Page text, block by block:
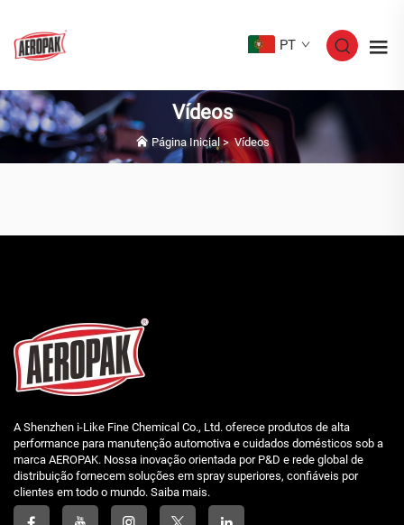
PT
Vídeos
Página Inicial>Vídeos
A Shenzhen i-Like Fine Chemical Co., Ltd. oferece produtos de alta
performance para manutenção automotiva e cuidados domésticos sob a
marca AEROPAK. Nossa inovação orientada por P&D e rede global de
distribuição fornecem soluções em spray superiores, confiáveis por
clientes em todo o mundo. Saiba mais.